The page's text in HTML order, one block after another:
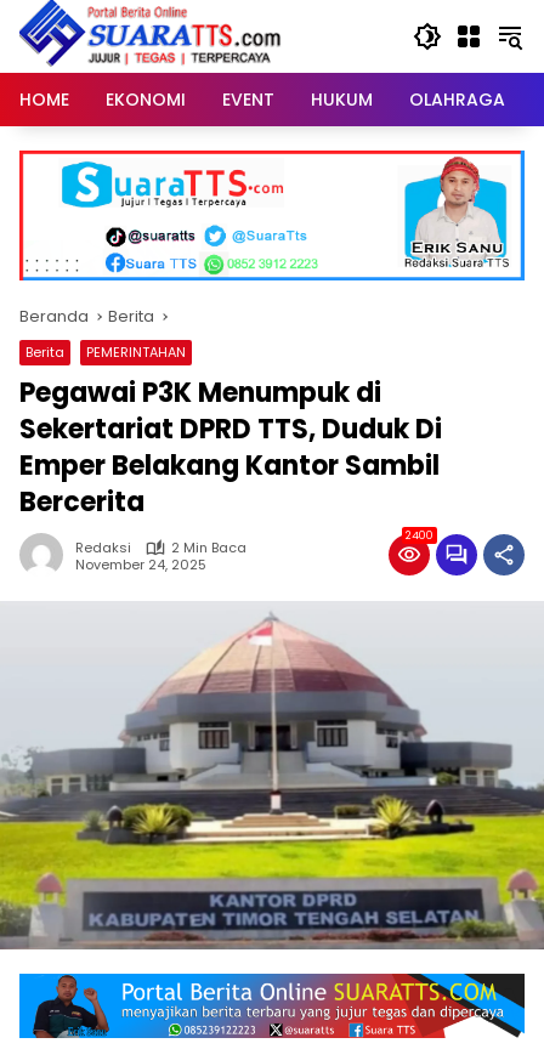
Langsung
konten
HOME
EKONOMI EVENT HUKUM OLAHRAGA
Beranda Berita
Berita PEMERINTAHAN
Pegawai P3K Menumpuk di
Sekertariat DPRD TTS, Duduk Di
Emper Belakang Kantor Sambil
Bercerita
Redaksi
2 Min Baca
November 24, 2025
2400